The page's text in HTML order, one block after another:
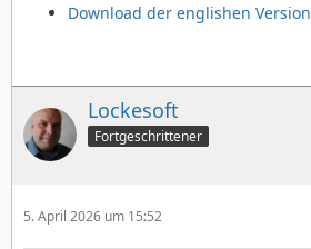
Download der englishen Version
Lockesoft
Fortgeschrittener
5. April 2026 um 15:52